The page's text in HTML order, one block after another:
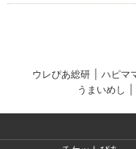
ウレぴあ総研 ハピマ
うまいめし